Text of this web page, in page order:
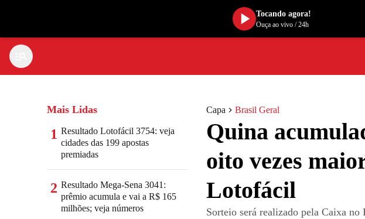
Capa Brasil Geral
Quina
oito vezes
Lotofácil
Sorteio será realizado pela Caixa
Mais Lidas
1 Resultado Lotofácil 3754: veja
cidades das 199 apostas
premiadas
2 Resultado Mega-Sena 3041:
prêmio acumula e vai a R$ 165
milhões; veja números
Tocando agora!
Ouça ao vivo/24h